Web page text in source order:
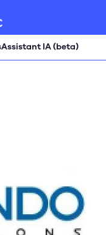
Assistant IA (beta)